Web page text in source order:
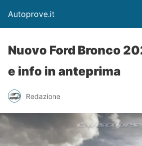
Autoprove.it
Nuovo Ford Bronco
e info in anteprima
Redazione